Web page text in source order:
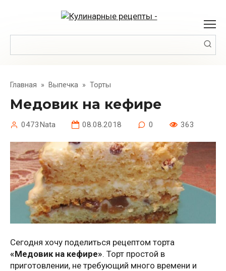
Главная » Выпечка » Торты
Медовик на кефире
0473Nata 08.08.2018 0 363
Сегодня хочу поделиться рецептом торта
«Медовик на кефире». Торт простой в
приготовлении, не требующий много времени и